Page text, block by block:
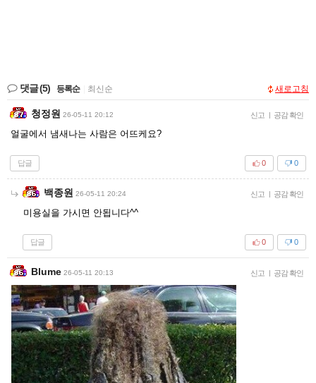
댓글(5) 등록순 최신순 새로고침
청정원 26-05-11 20:12 신고 | 공감 확인
얼굴에서 냄새나는 사람은 어뜨케요?
답글 0
0
백종원 26-05-11 20:24 신고 | 공감 확인
미용실을 가시면 안됩니다^^
답글 0
0
Blume 26-05-11 20:13 신고 | 공감 확인